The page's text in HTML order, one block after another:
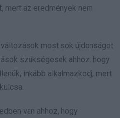
mert az eredmények nem
most sok újdonságot
szükségesek ahhoz, hogy
inkább alkalmazkodj, mert
van ahhoz, hogy